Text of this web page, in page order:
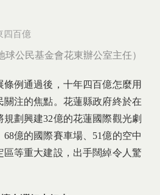
四百億
球公民基金會花東辦公室主任）
例通過後，十年四百億怎麼用
注的焦點。花蓮縣政府終於在
規劃興建32億的花蓮國際觀光劇
億的國際賽車場、51億的空中
區等重大建設，出手闊綽令人驚